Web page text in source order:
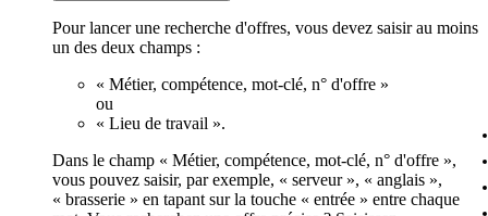
Pour lancer une recherche d'offres, vous devez saisir au moins
un des deux champs :
« Métier, compétence, mot-clé, n° d'offre »
ou
« Lieu de travail ».
Dans le champ « Métier, compétence, mot-clé, n° d'offre »,
vous pouvez saisir, par exemple, « serveur », « anglais »,
« brasserie » en tapant sur la touche « entrée » entre chaque